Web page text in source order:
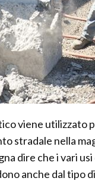
viene utilizzato
stradale nella
dire che i vari
anche dal tipo